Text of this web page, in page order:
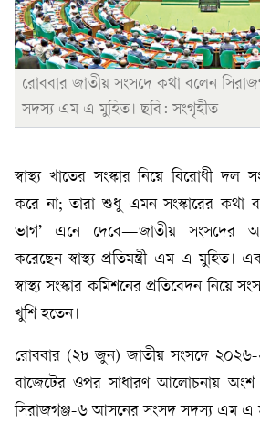
রোববার জাতীয় সংসদে কথা বলেন
সদস্য এম এ মুহিত। ছবি: সংগৃহীত
স্বাস্থ্য খাতের সংস্কার নিয়ে বিরোধী
করে না; তারা শুধু এমন সংস্কারের কথা
ভাগ’ এনে দেবে—জাতীয় সংসদের
করেছেন স্বাস্থ্য প্রতিমন্ত্রী এম এ মুহিত।
স্বাস্থ্য সংস্কার কমিশনের প্রতিবেদন নিয়ে
খুশি হতেন।
রোববার (২৮ জুন) জাতীয় সংসদে ২০২৬-
বাজেটের ওপর সাধারণ আলোচনায়
সিরাজগঞ্জ-৬ আসনের সংসদ সদস্য এম এ